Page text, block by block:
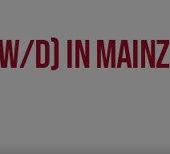
d) in Mainz